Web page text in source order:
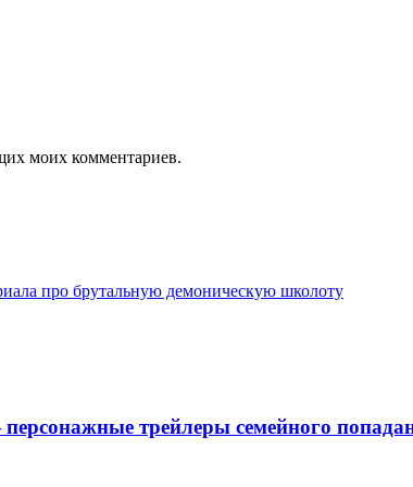
моих комментариев.
про брутальную демоническую школоту
трейлеры семейного